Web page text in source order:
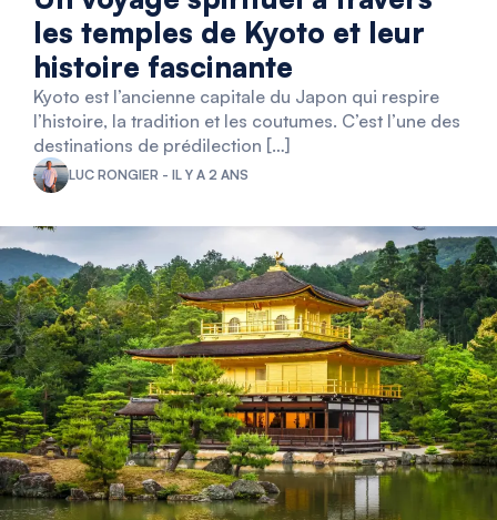
les temples de Kyoto et leur
histoire fascinante
Kyoto est l’ancienne capitale du Japon qui respire
l’histoire, la tradition et les coutumes. C’est l’une des
destinations de prédilection […]
LUC RONGIER - IL Y A 2 ANS